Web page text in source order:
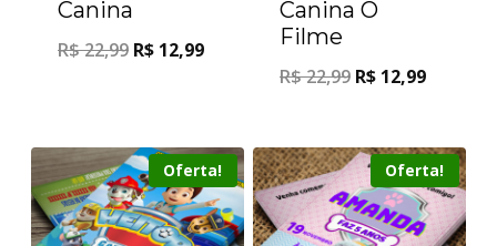
Canina
R$22,99 R$ 12,99
Canina O
Filme
R$22,99 R$ 12,99
Oferta! Oferta!